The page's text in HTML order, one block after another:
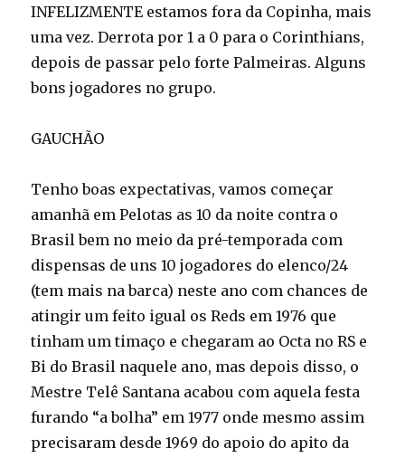
INFELIZMENTE estamos fora da Copinha, mais
uma vez. Derrota por 1 a 0 para o Corinthians,
depois de passar pelo forte Palmeiras. Alguns
bons jogadores no grupo.
GAUCHÃO
Tenho boas expectativas, vamos começar
amanhã em Pelotas as 10 da noite contra o
Brasil bem no meio da pré-temporada com
dispensas de uns 10 jogadores do elenco/24
(tem mais na barca) neste ano com chances de
atingir um feito igual os Reds em 1976 que
tinham um timaço e chegaram ao Octa no RS e
Bi do Brasil naquele ano, mas depois disso, o
Mestre Telê Santana acabou com aquela festa
furando “a bolha” em 1977 onde mesmo assim
precisaram desde 1969 do apoio do apito da